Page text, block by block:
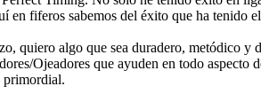
en fiferos sabemos del éxito que ha tenido
quiero algo que sea duradero, metódico
Ojeadores que ayuden en todo
primordial.